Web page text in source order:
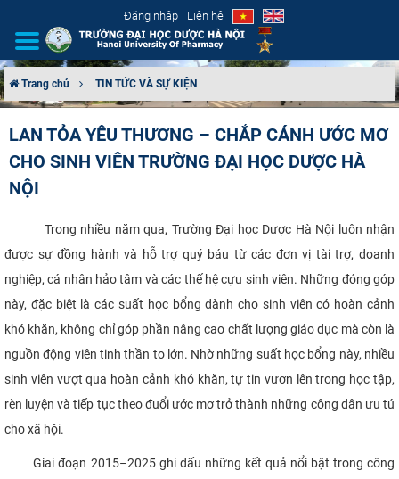
Đăng nhập Liên hệ
CƠ CẤU TỔ CHỨC
TUYỂN SINH
ĐÀO TẠO
ĐẢM BẢO CHẤT LƯỢNG
KHOA HỌC CÔNG NGHỆ
HTQT
CỰU NGƯỜI HỌC
Trang chủ TIN TỨC VÀ SỰ KIỆN
LAN TỎA YÊU THƯƠNG – CHẮP CÁNH ƯỚC MƠ
CHO SINH VIÊN TRƯỜNG ĐẠI HỌC DƯỢC HÀ
NỘI
Trong nhiều năm qua, Trường Đại học Dược Hà Nội luôn nhận
được sự đồng hành và hỗ trợ quý báu từ các đơn vị tài trợ, doanh
nghiệp, cá nhân hảo tâm và các thế hệ cựu sinh viên. Những đóng góp
này, đặc biệt là các suất học bổng dành cho sinh viên có hoàn cảnh
khó khăn, không chỉ góp phần nâng cao chất lượng giáo dục mà còn là
nguồn động viên tinh thần to lớn. Nhờ những suất học bổng này, nhiều
sinh viên vượt qua hoàn cảnh khó khăn, tự tin vươn lên trong học tập,
rèn luyện và tiếp tục theo đuổi ước mơ trở thành những công dân ưu tú
cho xã hội.
Giai đoạn 2015–2025 ghi dấu những kết quả nổi bật trong công